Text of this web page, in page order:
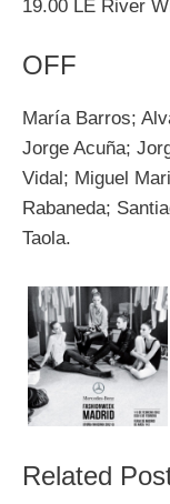
19.00 LE River
OFF
María Barros;
Jorge Acuña;
Vidal; Miguel
Rabaneda;
Taola.
Related